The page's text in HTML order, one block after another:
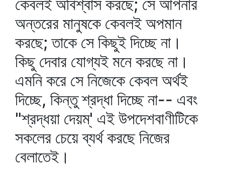
কেবলই অবিশ্বাস করছে; সে আপনার
অন্তরের মানুষকে কেবলই অপমান
করছে; তাকে সে কিছুই দিচ্ছে না।
কিছু দেবার যোগ্যই মনে করছে না।
এমনি করে সে নিজেকে কেবল অর্থই
দিচ্ছে, কিন্তু শ্রদ্ধা দিচ্ছে না-- এবং
"শ্রদ্ধয়া দেয়ম্‌' এই উপদেশবাণীটিকে
সকলের চেয়ে ব্যর্থ করছে নিজের
বেলাতেই।